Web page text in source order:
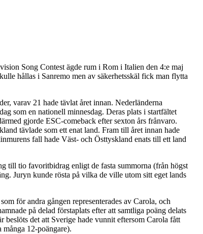
Song Contest ägde rum i Rom i Italien den 4:e maj
hållas i Sanremo men av säkerhetsskäl fick man flytta
varav 21 hade tävlat året innan. Nederländerna
som en nationell minnesdag. Deras plats i startfältet
gjorde ESC-comeback efter sexton års frånvaro.
tävlade som ett enat land. Fram till året innan hade
fall hade Väst- och Östtyskland enats till ett land
till tio favoritbidrag enligt de fasta summorna (från högst
Juryn kunde rösta på vilka de ville utom sitt eget lands
för andra gången representerades av Carola, och
på delad förstaplats efter att samtliga poäng delats
det att Sverige hade vunnit eftersom Carola fått
12-poängare).